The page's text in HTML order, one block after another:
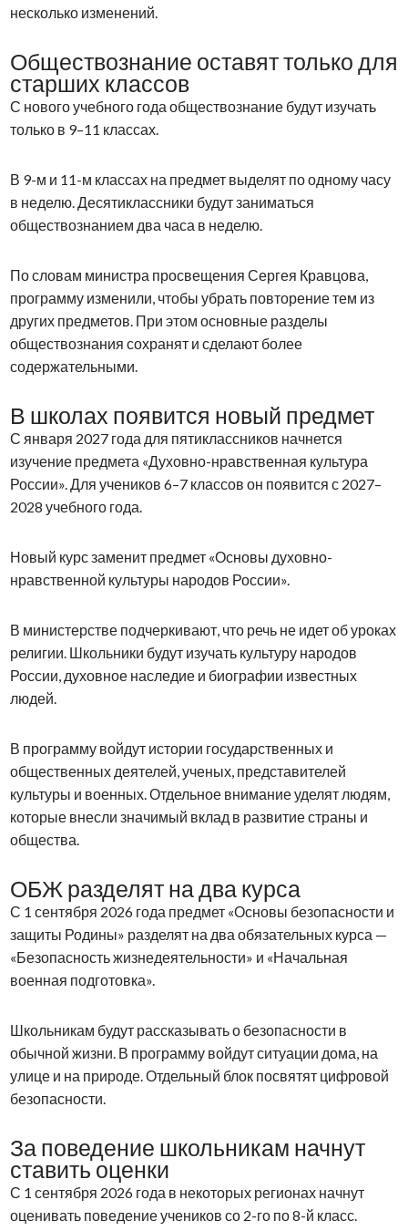
несколько изменений.
Обществознание оставят только для
старших классов
С нового учебного года обществознание будут изучать
только в 9–11 классах.
В 9-м и 11-м классах на предмет выделят по одному часу
в неделю. Десятиклассники будут заниматься
обществознанием два часа в неделю.
По словам министра просвещения Сергея Кравцова,
программу изменили, чтобы убрать повторение тем из
других предметов. При этом основные разделы
обществознания сохранят и сделают более
содержательными.
В школах появится новый предмет
С января 2027 года для пятиклассников начнется
изучение предмета «Духовно-нравственная культура
России». Для учеников 6–7 классов он появится с 2027–
2028 учебного года.
Новый курс заменит предмет «Основы духовно-
нравственной культуры народов России».
В министерстве подчеркивают, что речь не идет об уроках
религии. Школьники будут изучать культуру народов
России, духовное наследие и биографии известных
людей.
В программу войдут истории государственных и
общественных деятелей, ученых, представителей
культуры и военных. Отдельное внимание уделят людям,
которые внесли значимый вклад в развитие страны и
общества.
ОБЖ разделят на два курса
С 1 сентября 2026 года предмет «Основы безопасности и
защиты Родины» разделят на два обязательных курса —
«Безопасность жизнедеятельности» и «Начальная
военная подготовка».
Школьникам будут рассказывать о безопасности в
обычной жизни. В программу войдут ситуации дома, на
улице и на природе. Отдельный блок посвятят цифровой
безопасности.
За поведение школьникам начнут
ставить оценки
С 1 сентября 2026 года в некоторых регионах начнут
оценивать поведение учеников со 2-го по 8-й класс.